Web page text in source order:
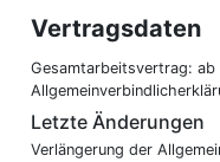
Vertragsdaten
Gesamtarbeitsvertrag: ab
Letzte Änderungen
Verlängerung der